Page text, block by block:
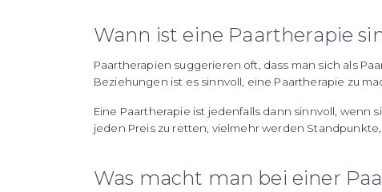
Wann ist eine Paartherapie
Paartherapien suggerieren oft, dass man sich als
Beziehungen ist es sinnvoll, eine Paartherapie zu
Eine Paartherapie ist jedenfalls dann sinnvoll, wenn
jeden Preis zu retten, vielmehr werden
Was macht man bei einer